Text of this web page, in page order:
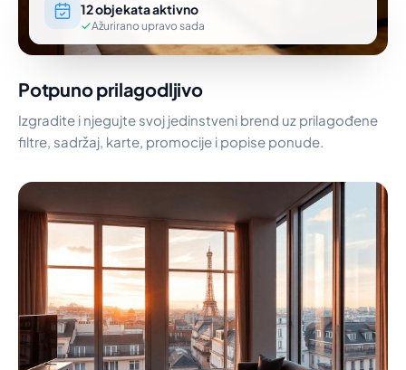
12 objekata aktivno
Ažurirano upravo sada
Potpuno prilagodljivo
Izgradite i njegujte svoj jedinstveni brend uz prilagođene
filtre, sadržaj, karte, promocije i popise ponude.